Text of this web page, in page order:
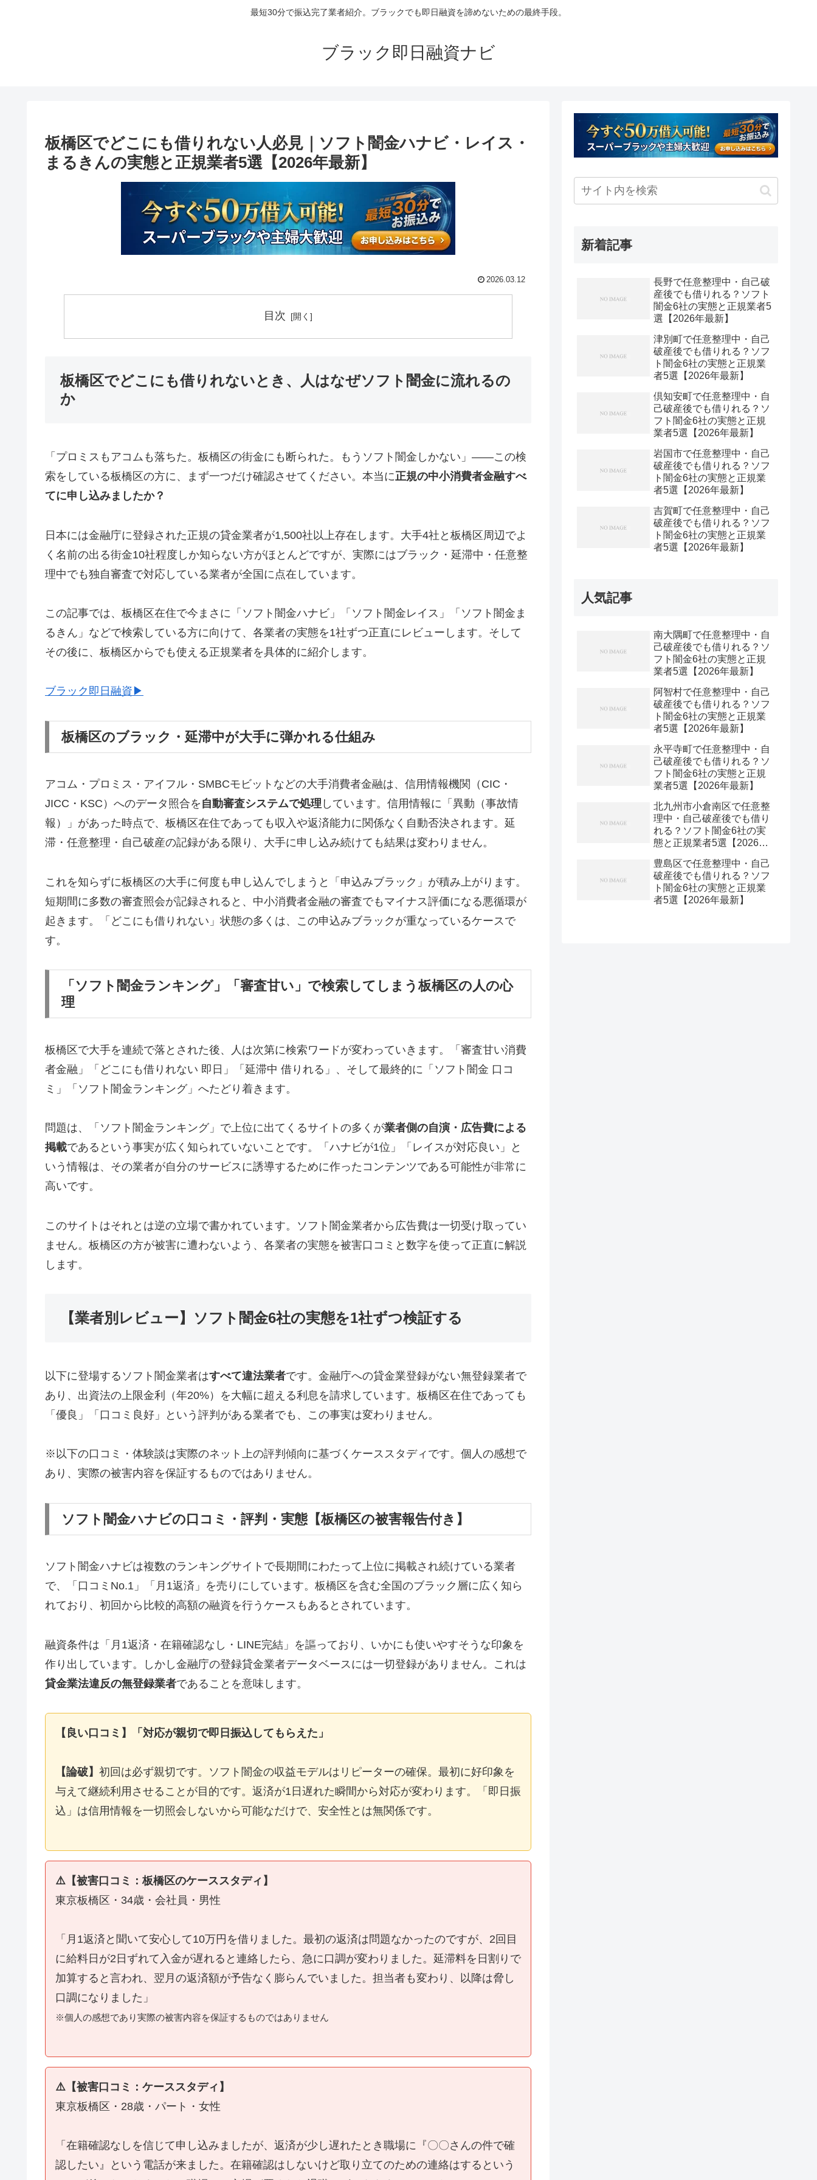
最短30分で振込完了業者紹介。ブラックでも即日融資を諦めないための最終手段。
ブラック即日融資ナビ
板橋区でどこにも借りれない人必見｜ソフト闇金ハナビ・レイス・
まるきんの実態と正規業者5選【2026年最新】
2026.03.12
目次
板橋区でどこにも借りれないとき、人はなぜソフト闇金に流れるの
か
「プロミスもアコムも落ちた。板橋区の街金にも断られた。もうソフト闇金しかない」——この検
索をしている板橋区の方に、まず一つだけ確認させてください。本当に正規の中小消費者金融すべ
てに申し込みましたか？
日本には金融庁に登録された正規の貸金業者が1,500社以上存在します。大手4社と板橋区周辺でよ
く名前の出る街金10社程度しか知らない方がほとんどですが、実際にはブラック・延滞中・任意整
理中でも独自審査で対応している業者が全国に点在しています。
この記事では、板橋区在住で今まさに「ソフト闇金ハナビ」「ソフト闇金レイス」「ソフト闇金ま
るきん」などで検索している方に向けて、各業者の実態を1社ずつ正直にレビューします。そして
その後に、板橋区からでも使える正規業者を具体的に紹介します。
ブラック即日融資▶
板橋区のブラック・延滞中が大手に弾かれる仕組み
アコム・プロミス・アイフル・SMBCモビットなどの大手消費者金融は、信用情報機関（CIC・
JICC・KSC）へのデータ照合を 自動審査システムで処理 しています。信用情報に「異動（事故情
報）」があった時点で、板橋区在住であっても収入や返済能力に関係なく自動否決されます。延
滞・任意整理・自己破産の記録がある限り、大手に申し込み続けても結果は変わりません。
これを知らずに板橋区の大手に何度も申し込んでしまうと「申込みブラック」が積み上がります。
短期間に多数の審査照会が記録されると、中小消費者金融の審査でもマイナス評価になる悪循環が
起きます。「どこにも借りれない」状態の多くは、この申込みブラックが重なっているケースで
す。
「ソフト闇金ランキング」「審査甘い」で検索してしまう板橋区の人の心
理
板橋区で大手を連続で落とされた後、人は次第に検索ワードが変わっていきます。「審査甘い消費
者金融」「どこにも借りれない 即日」「延滞中 借りれる」、そして最終的に「ソフト闇金 口コ
ミ」「ソフト闇金ランキング」へたどり着きます。
問題は、「ソフト闇金ランキング」で上位に出てくるサイトの多くが業者側の自演・広告費による
掲載であるという事実が広く知られていないことです。「ハナビが1位」「レイスが対応良い」と
いう情報は、その業者が自分のサービスに誘導するために作ったコンテンツである可能性が非常に
高いです。
このサイトはそれとは逆の立場で書かれています。ソフト闇金業者から広告費は一切受け取ってい
ません。板橋区の方が被害に遭わないよう、各業者の実態を被害口コミと数字を使って正直に解説
します。
【業者別レビュー】ソフト闇金6社の実態を1社ずつ検証する
以下に登場するソフト闇金業者はすべて違法業者です。金融庁への貸金業登録がない無登録業者で
あり、出資法の上限金利（年20%）を大幅に超える利息を請求しています。板橋区在住であっても
「優良」「口コミ良好」という評判がある業者でも、この事実は変わりません。
※以下の口コミ・体験談は実際のネット上の評判傾向に基づくケーススタディです。個人の感想で
あり、実際の被害内容を保証するものではありません。
ソフト闇金ハナビの口コミ・評判・実態【板橋区の被害報告付き】
ソフト闇金ハナビは複数のランキングサイトで長期間にわたって上位に掲載され続けている業者
で、「口コミNo.1」「月1返済」を売りにしています。板橋区を含む全国のブラック層に広く知ら
れており、初回から比較的高額の融資を行うケースもあるとされています。
融資条件は「月1返済・在籍確認なし・LINE完結」を謳っており、いかにも使いやすそうな印象を
作り出しています。しかし金融庁の登録貸金業者データベースには一切登録がありません。これは
貸金業法違反の無登録業者であることを意味します。
【良い口コミ】「対応が親切で即日振込してもらえた」
【論破】 初回は必ず親切です。ソフト闇金の収益モデルはリピーターの確保。最初に好印象を
与えて継続利用させることが目的です。返済が1日遅れた瞬間から対応が変わります。「即日振
込」は信用情報を一切照会しないから可能なだけで、安全性とは無関係です。
⚠️【被害口コミ：板橋区のケーススタディ】
東京板橋区・34歳・会社員・男性
「月1返済と聞いて安心して10万円を借りました。最初の返済は問題なかったのですが、2回目
に給料日が2日ずれて入金が遅れると連絡したら、急に口調が変わりました。延滞料を日割りで
加算すると言われ、翌月の返済額が予告なく膨らんでいました。担当者も変わり、以降は脅し
口調になりました」
※個人の感想であり実際の被害内容を保証するものではありません
⚠️【被害口コミ：ケーススタディ】
東京板橋区・28歳・パート・女性
「在籍確認なしを信じて申し込みましたが、返済が少し遅れたとき職場に『〇〇さんの件で確
認したい』という電話が来ました。在籍確認はしないけど取り立てのための連絡はするという
新着記事
長野で任意整理中・自己破
産後でも借りれる？ソフト
闇金6社の実態と正規業者5
選【2026年最新】
津別町で任意整理中・自己
破産後でも借りれる？ソフ
ト闇金6社の実態と正規業
者5選【2026年最新】
倶知安町で任意整理中・自
己破産後でも借りれる？ソ
フト闇金6社の実態と正規
業者5選【2026年最新】
岩国市で任意整理中・自己
破産後でも借りれる？ソフ
ト闇金6社の実態と正規業
者5選【2026年最新】
吉賀町で任意整理中・自己
破産後でも借りれる？ソフ
ト闇金6社の実態と正規業
者5選【2026年最新】
人気記事
南大隅町で任意整理中・自
己破産後でも借りれる？ソ
フト闇金6社の実態と正規
業者5選【2026年最新】
阿智村で任意整理中・自己
破産後でも借りれる？ソフ
ト闇金6社の実態と正規業
者5選【2026年最新】
永平寺町で任意整理中・自
己破産後でも借りれる？ソ
フト闇金6社の実態と正規
業者5選【2026年最新】
北九州市小倉南区で任意整
理中・自己破産後でも借り
れる？ソフト闇金6社の実
態と正規業者5選【2026年
豊島区で任意整理中・自己
破産後でも借りれる？ソフ
ト闇金6社の実態と正規業
者5選【2026年最新】